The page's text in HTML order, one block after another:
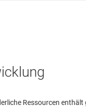
Ressourcen